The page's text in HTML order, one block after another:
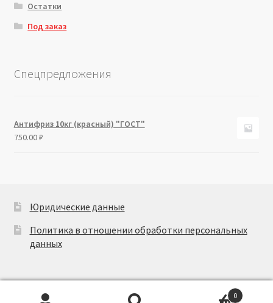
Остатки
Под заказ
Спецпредложения
Антифриз 10кг (красный) "ГОСТ"
750.00₽
Юридические данные
Политика в отношении обработки персональных
данных
0